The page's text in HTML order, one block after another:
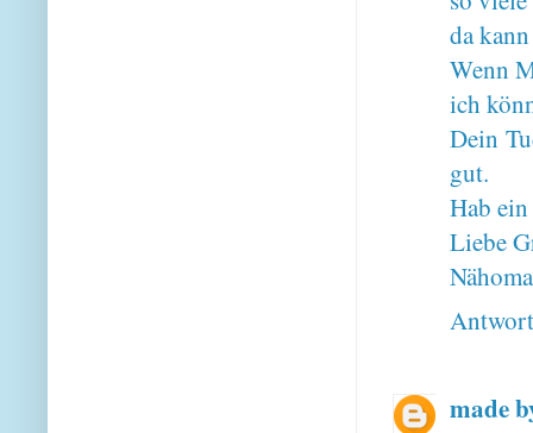
da
Wenn
ich
Dein
gut.
Hab
Liebe
Nähoma
made